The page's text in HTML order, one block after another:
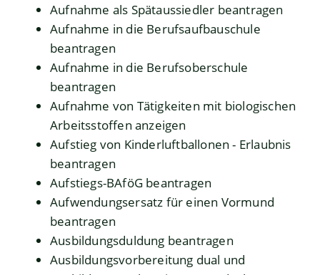
Aufnahme als Spätaussiedler beantragen
Aufnahme in die Berufsaufbauschule
beantragen
Aufnahme in die Berufsoberschule
beantragen
Aufnahme von Tätigkeiten mit biologischen
Arbeitsstoffen anzeigen
Aufstieg von Kinderluftballonen - Erlaubnis
beantragen
Aufstiegs-BAföG beantragen
Aufwendungsersatz für einen Vormund
beantragen
Ausbildungsduldung beantragen
Ausbildungsvorbereitung dual und